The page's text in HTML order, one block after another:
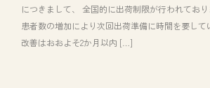
につきまして、 全国的に出荷制限が行われてお
患者数の増加により次回出荷準備に時間を要し
改善はおおよそ2か月以内 […]